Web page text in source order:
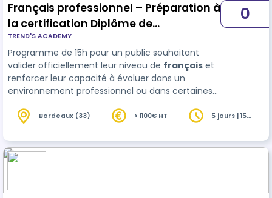
Français professionnel – Préparation à
la certification Diplôme de
Compétence en Langue (DCL) –
RS7591 (15h)
TREND'S ACADEMY
Programme de 15h pour un public souhaitant
valider officiellement leur niveau de français et
renforcer leur capacité à évoluer dans un
environnement professionnel ou dans certaines
justifier d’un niveau de langue.
0
Bordeaux (33) > 1100€ HT
5 jours | 15